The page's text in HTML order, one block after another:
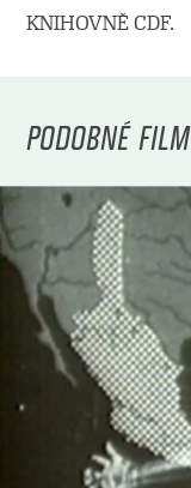
KNIHOVNĚ CDF.
PODOBNÉ